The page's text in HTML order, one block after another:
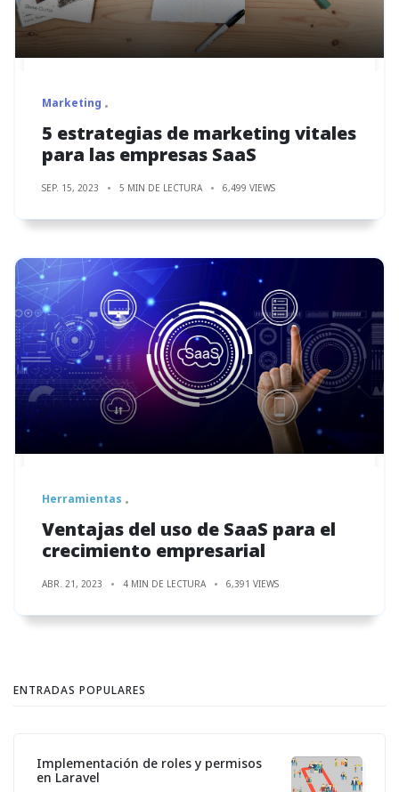
Marketing
5 estrategias de marketing vitales
para las empresas SaaS
SEP. 15, 2023 5 MIN DE LECTURA 6,499 VIEWS
Herramientas
Ventajas del uso de SaaS para el
crecimiento empresarial
ABR. 21, 2023 4 MIN DE LECTURA 6,391 VIEWS
ENTRADAS POPULARES
Implementación de roles y permisos
en Laravel